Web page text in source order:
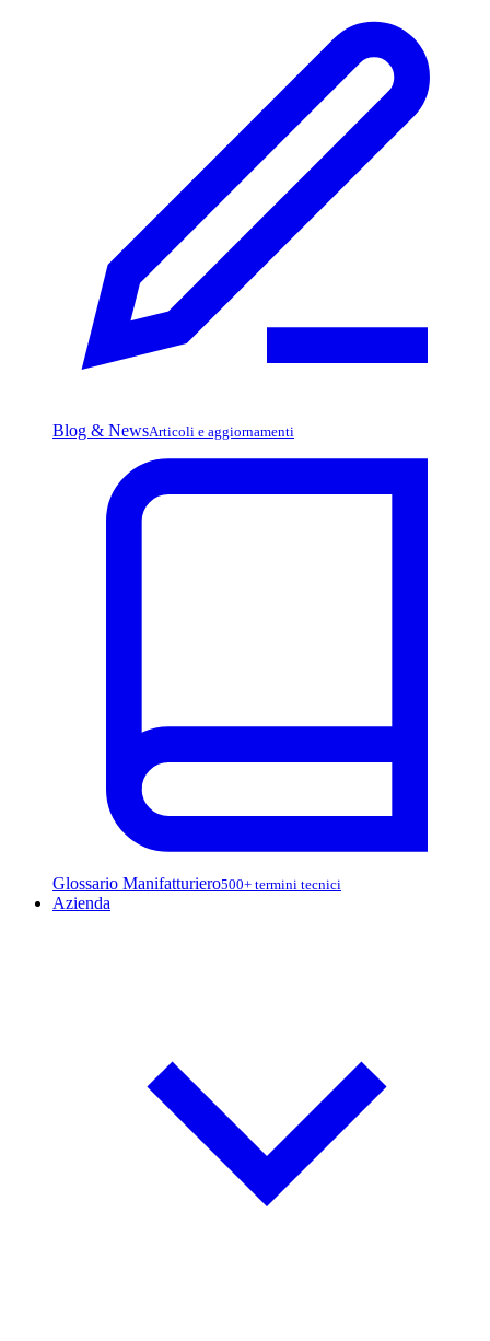
Blog & NewsArticoli e aggiornamenti
Glossario Manifatturiero500+ termini tecnici
Azienda